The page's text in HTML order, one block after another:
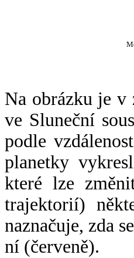
Na obrázku je v
ve Sluneční
podle
planetky
které lze
trajektorií)
naznačuje, zda
ní (červeně).